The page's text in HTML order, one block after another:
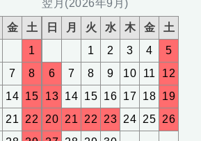
金
土
1
7
8
14 15
21
22
翌月(2026年9月)
日 月 火 水 木 金
土
1
2 3 4
5
6
7 8 9 10 11
12
13 14 15 16 17 18 19
20 21 22 23 24 25 26